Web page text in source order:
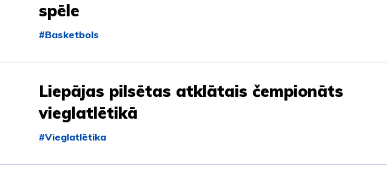
spēle
#Basketbols
Liepājas pilsētas atklātais čempionāts
vieglatlētikā
#Vieglatlētika